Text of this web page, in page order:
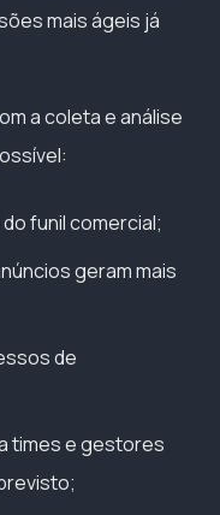
mais ágeis já
a coleta e análise
funil comercial;
geram mais
de
times e gestores